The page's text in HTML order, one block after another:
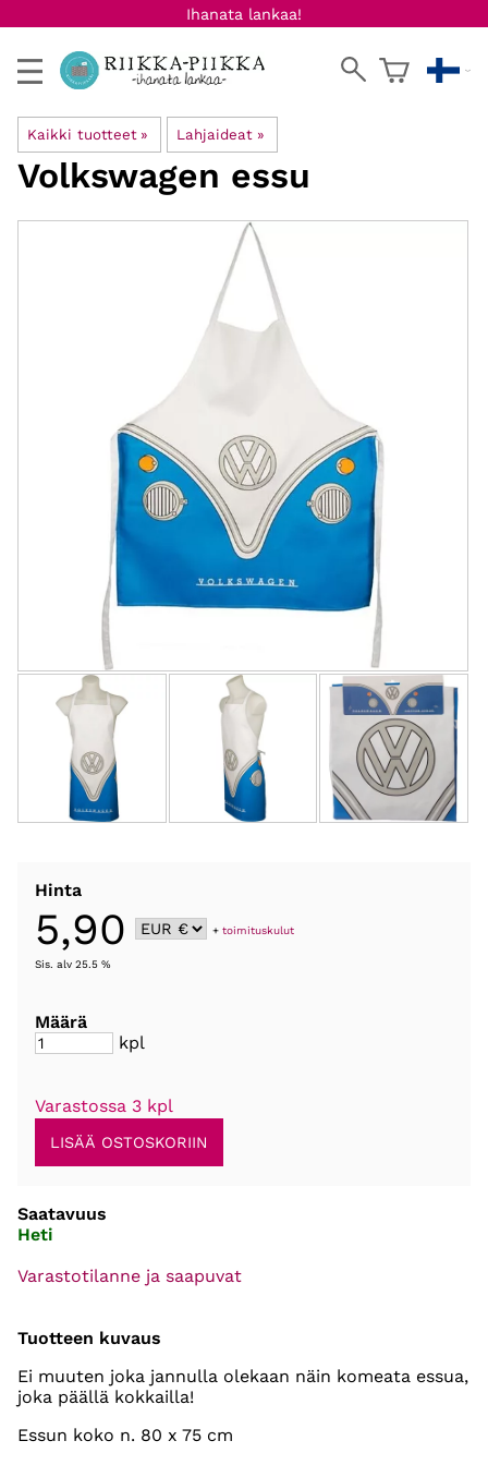
Ihanata lankaa!
Kaikki tuotteet ‪» Lahjaideat ‪»
Volkswagen essu
Hinta
5,90 +toimituskulut
Sis. alv 25.5 %
Määrä
kpl
Varastossa 3 kpl
Saatavuus
Heti
Varastotilanne ja saapuvat
Tuotteen kuvaus
Ei muuten joka jannulla olekaan näin komeata essua,
joka päällä kokkailla!
Essun koko n. 80 x 75 cm